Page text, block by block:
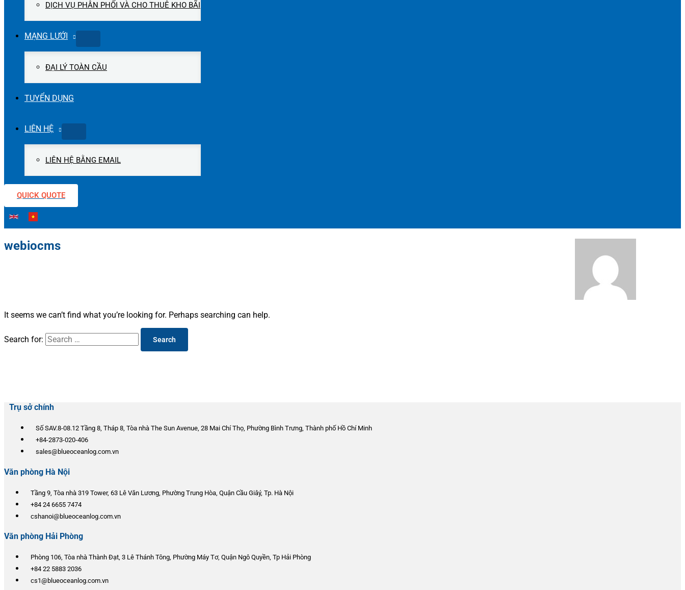
DỊCH VỤ PHÂN PHỐI VÀ CHO THUÊ KHO BÃI
MẠNG LƯỚI
ĐẠI LÝ TOÀN CẦU
TUYỂN DỤNG
LIÊN HỆ
LIÊN HỆ BẰNG EMAIL
QUICK QUOTE
webiocms
It seems we can’t find what you’re looking for. Perhaps searching can help.
Search for:
Trụ sở chính
Số SAV.8-08.12 Tầng 8, Tháp 8, Tòa nhà The Sun Avenue, 28 Mai Chí Thọ, Phường Bình Trưng, Thành phố Hồ Chí Minh
+84-2873-020-406
sales@blueoceanlog.com.vn
Văn phòng Hà Nội
Tầng 9, Tòa nhà 319 Tower, 63 Lê Văn Lương, Phường Trung Hòa, Quận Cầu Giâý, Tp. Hà Nội
+84 24 6655 7474
cshanoi@blueoceanlog.com.vn
Văn phòng Hải Phòng
Phòng 106, Tòa nhà Thành Đạt, 3 Lê Thánh Tông, Phường Máy Tơ, Quận Ngô Quyền, Tp Hải Phòng
+84 22 5883 2036
cs1@blueoceanlog.com.vn